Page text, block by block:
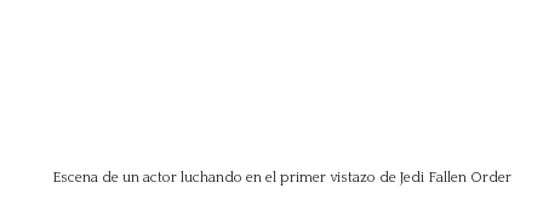
Escena de un actor luchando en el primer vistazo de Jedi Fallen Order